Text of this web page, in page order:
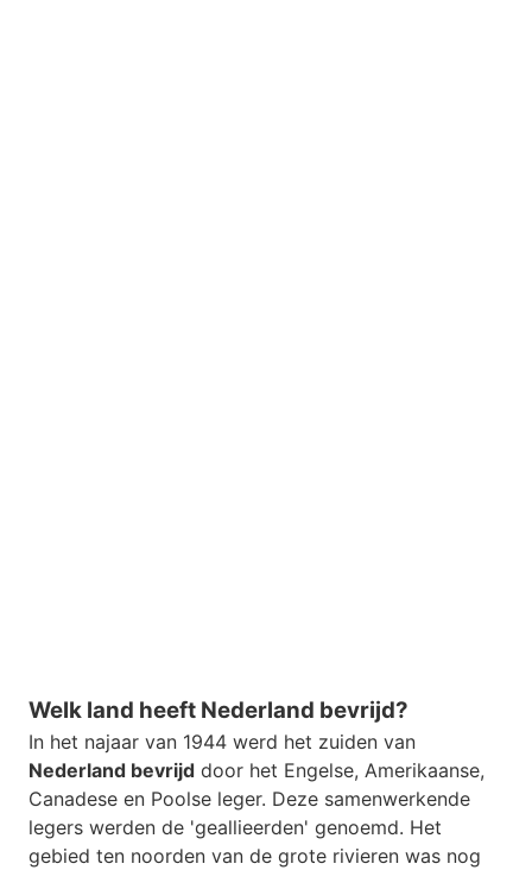
Welk land heeft Nederland bevrijd?
In het najaar van 1944 werd het zuiden van
Nederland bevrijd door het Engelse, Amerikaanse,
Canadese en Poolse leger. Deze samenwerkende
legers werden de 'geallieerden' genoemd. Het
gebied ten noorden van de grote rivieren was nog